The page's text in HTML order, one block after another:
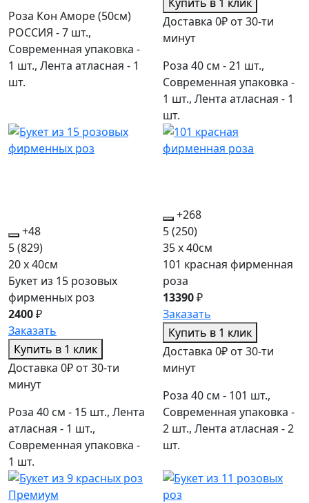
Роза Кон Аморе (50см)
РОССИЯ - 7 шт.,
Современная упаковка -
1 шт., Лента атласная - 1
шт.
Купить в 1 клик
Доставка 0₽ от 30-ти
минут
Роза 40 см - 21 шт.,
Современная упаковка -
1 шт., Лента атласная - 1
шт.
+48
5(829)
20 x 40см
Букет из 15 розовых
фирменных роз
2400₽
Заказать
Купить в 1 клик
Доставка 0₽ от 30-ти
минут
Роза 40 см - 15 шт., Лента
атласная - 1 шт.,
Современная упаковка -
1 шт.
+268
5(250)
35 x 40см
101 красная фирменная
роза
13390₽
Заказать
Купить в 1 клик
Доставка 0₽ от 30-ти
минут
Роза 40 см - 101 шт.,
Современная упаковка -
2 шт., Лента атласная - 2
шт.